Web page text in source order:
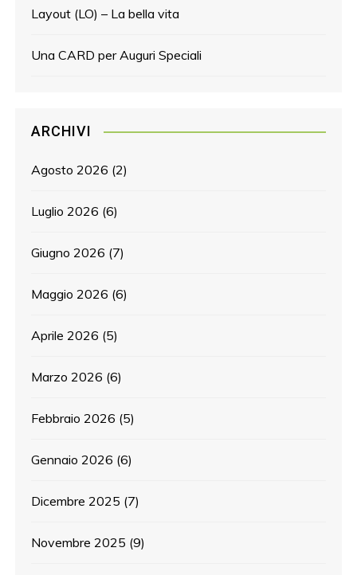
Layout (LO) – La bella vita
Una CARD per Auguri Speciali
ARCHIVI
Agosto 2026 (2)
Luglio 2026 (6)
Giugno 2026 (7)
Maggio 2026 (6)
Aprile 2026 (5)
Marzo 2026 (6)
Febbraio 2026 (5)
Gennaio 2026 (6)
Dicembre 2025 (7)
Novembre 2025 (9)